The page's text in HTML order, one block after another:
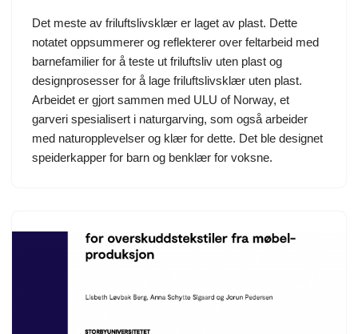
Det meste av friluftslivsklær er laget av plast. Dette
notatet oppsummerer og reflekterer over feltarbeid med
barnefamilier for å teste ut friluftsliv uten plast og
designprosesser for å lage friluftslivsklær uten plast.
Arbeidet er gjort sammen med ULU of Norway, et
garveri spesialisert i naturgarving, som også arbeider
med naturopplevelser og klær for dette. Det ble designet
speiderkapper for barn og benklær for voksne.